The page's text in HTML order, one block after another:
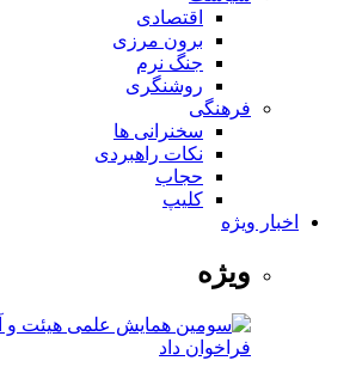
اقتصادی
برون مرزی
جنگ نرم
روشنگری
فرهنگی
سخنرانی ها
نکات راهبردی
حجاب
کلیپ
اخبار ویژه
ویژه